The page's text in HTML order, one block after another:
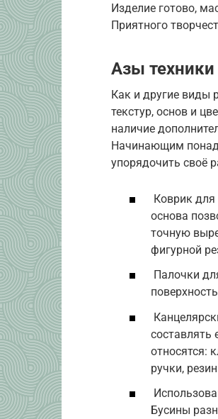
Изделие готово,
Приятного
Азы техники
Как и другие виды
текстур, основ и
наличие
Начинающим
упорядочить своё
Коврик
основа
точную
фигурной
Палочки
составлять
относятся:
ручки,
Бусины